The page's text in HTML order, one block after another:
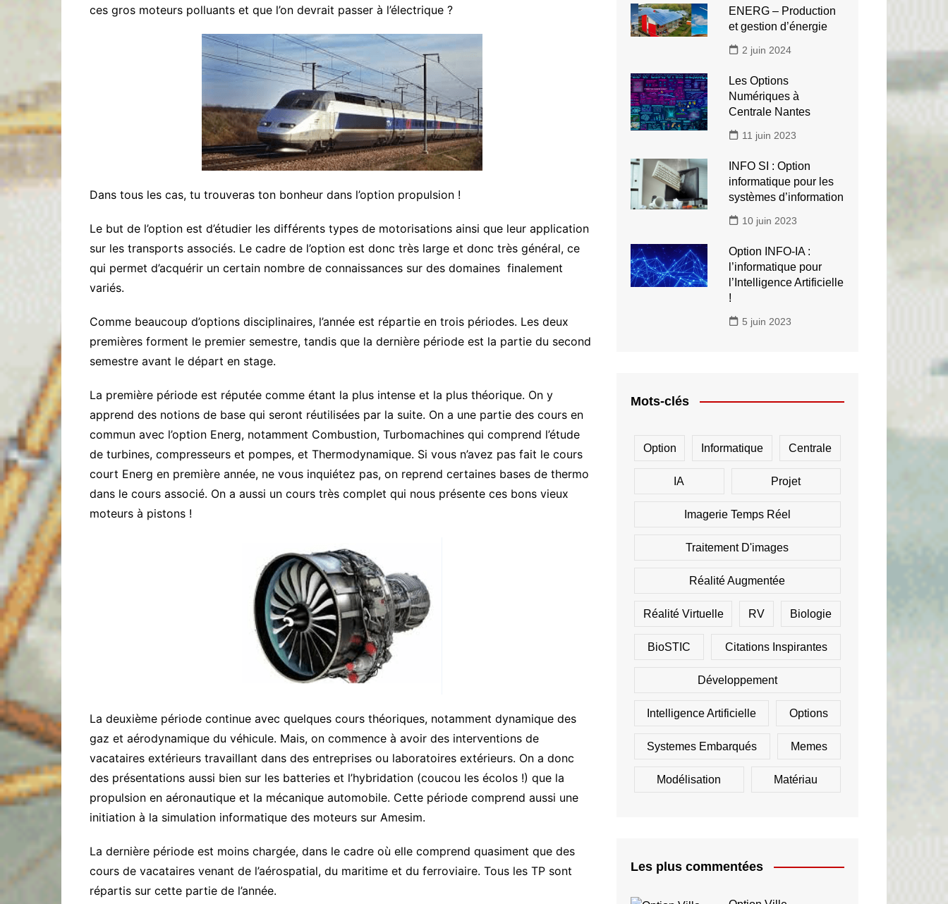
ces gros moteurs polluants et que l’on devrait passer à l’électrique ?
Dans tous les cas, tu trouveras ton bonheur dans l’option propulsion !
Le but de l’option est d’étudier les différents types de motorisations ainsi que leur application
sur les transports associés. Le cadre de l’option est donc très large et donc très général, ce
qui permet d’acquérir un certain nombre de connaissances sur des domaines finalement
variés.
Comme beaucoup d’options disciplinaires, l’année est répartie en trois périodes. Les deux
premières forment le premier semestre, tandis que la dernière période est la partie du second
semestre avant le départ en stage.
La première période est réputée comme étant la plus intense et la plus théorique. On y
apprend des notions de base qui seront réutilisées par la suite. On a une partie des cours en
commun avec l’option Energ, notamment Combustion, Turbomachines qui comprend l’étude
de turbines, compresseurs et pompes, et Thermodynamique. Si vous n’avez pas fait le cours
court Energ en première année, ne vous inquiétez pas, on reprend certaines bases de thermo
dans le cours associé. On a aussi un cours très complet qui nous présente ces bons vieux
moteurs à pistons !
La deuxième période continue avec quelques cours théoriques, notamment dynamique des
gaz et aérodynamique du véhicule. Mais, on commence à avoir des interventions de
vacataires extérieurs travaillant dans des entreprises ou laboratoires extérieurs. On a donc
des présentations aussi bien sur les batteries et l’hybridation (coucou les écolos !) que la
propulsion en aéronautique et la mécanique automobile. Cette période comprend aussi une
initiation à la simulation informatique des moteurs sur Amesim.
La dernière période est moins chargée, dans le cadre où elle comprend quasiment que des
cours de vacataires venant de l’aérospatial, du maritime et du ferroviaire. Tous les TP sont
répartis sur cette partie de l’année.
ENERG – Production
et gestion d’énergie
2 juin 2024
Les Options
Numériques à
Centrale Nantes
11 juin 2023
INFO SI : Option
informatique pour les
systèmes d’information
10 juin 2023
Option INFO-IA :
l’informatique pour
l’Intelligence Artificielle
!
5 juin 2023
Mots-clés
Option Informatique Centrale
IA Projet
Imagerie Temps Réel
Traitement D'images
Réalité Augmentée
Réalité Virtuelle RV Biologie
BioSTIC Citations Inspirantes
Développement
Intelligence Artificielle Options
Systemes Embarqués Memes
Modélisation Matériau
Les plus commentées